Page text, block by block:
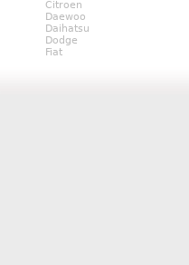
Citroen
Daewoo
Daihatsu
Dodge
Fiat